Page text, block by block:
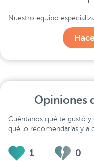
Nuestro equipo
Opiniones
Cuéntanos qué te gustó
qué lo recomendarías y a
1 0